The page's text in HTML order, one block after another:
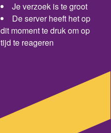
Je verzoek is te groot
De server heeft het op
dit moment te druk om op
tijd te reageren